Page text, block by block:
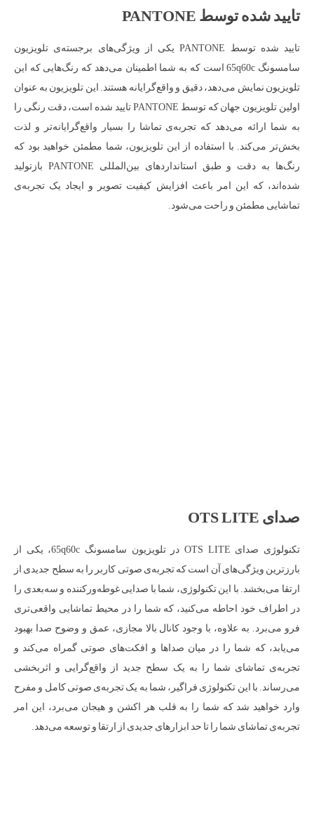
تایید شده توسط PANTONE
تایید شده توسط PANTONE یکی از ویژگی‌های برجسته‌ی تلویزیون
سامسونگ 65q60c است که به شما اطمینان می‌دهد که رنگ‌هایی که این
تلویزیون نمایش می‌دهد، دقیق و واقع‌گرایانه هستند. این تلویزیون به عنوان
اولین تلویزیون جهان که توسط PANTONE تایید شده است، دقت رنگی را
به شما ارائه می‌دهد که تجربه‌ی تماشا را بسیار واقع‌گرایانه‌تر و لذت
بخش‌تر می‌کند. با استفاده از این تلویزیون، شما مطمئن خواهید بود که
رنگ‌ها به دقت و طبق استانداردهای بین‌المللی PANTONE بازتولید
شده‌اند، که این امر باعث افزایش کیفیت تصویر و ایجاد یک تجربه‌ی
تماشایی مطمئن و راحت می‌شود.
صدای OTS LITE
تکنولوژی صدای OTS LITE در تلویزیون سامسونگ 65q60c، یکی از
بارزترین ویژگی‌های آن است که تجربه‌ی صوتی کاربر را به سطح جدیدی از
ارتقا می‌بخشد. با این تکنولوژی، شما با صدایی غوطه‌ورکننده و سه‌بعدی را
در اطراف خود احاطه می‌کنید، که شما را در محیط تماشایی واقعی‌تری
فرو می‌برد. به علاوه، با وجود کانال بالا مجازی، عمق و وضوح صدا بهبود
می‌یابد، که شما را در میان صداها و افکت‌های صوتی گمراه می‌کند و
تجربه‌ی تماشای شما را به یک سطح جدید از واقع‌گرایی و اثربخشی
می‌رساند. با این تکنولوژی فراگیر، شما به یک تجربه‌ی صوتی کامل و مفرح
وارد خواهید شد که شما را به قلب هر اکشن و هیجان می‌برد، این امر
تجربه‌ی تماشای شما را تا حد ابزارهای جدیدی از ارتقا و توسعه می‌دهد.